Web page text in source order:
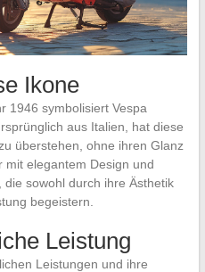
Ikone
1946 symbolisiert Vespa
aus Italien, hat diese
überstehen, ohne ihren Glanz
mit elegantem Design und
sowohl durch ihre Ästhetik
begeistern.
Leistung
Leistungen und ihre